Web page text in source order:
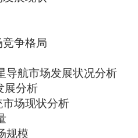
争格局
导航市场发展状况分析
展分析
场现状分析
规模